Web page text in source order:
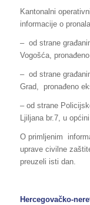
Kantonalni
informacije o
– od strane
Vogošća,
– od strane
Grad, pronađeno
– od strane
Ljiljana br.7, u
O primljenim
uprave civilne
preuzeli isti dan.
Hercegovačko-